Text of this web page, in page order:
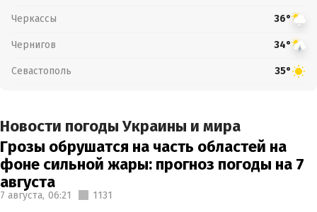
Черкассы 36°
Чернигов 34°
Севастополь 35°
Новости погоды Украины и мира
Грозы обрушатся на часть областей на
фоне сильной жары: прогноз погоды на 7
августа
7 августа, 06:21 1131